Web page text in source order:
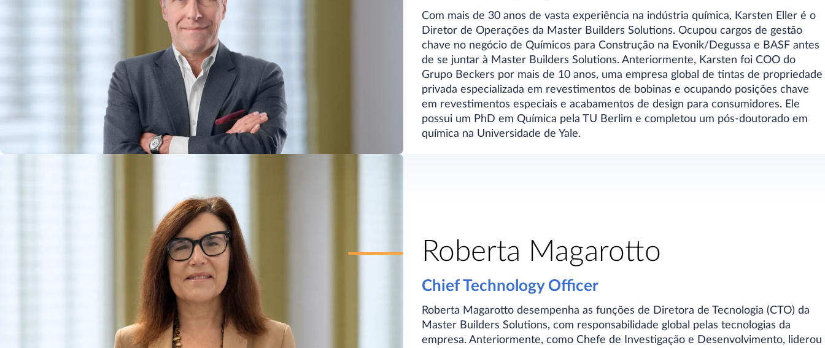
Com mais de 30 anos de vasta experiência na indústria química, Karsten Eller é o
Diretor de Operações da Master Builders Solutions. Ocupou cargos de gestão
chave no negócio de Químicos para Construção na Evonik/Degussa e BASF antes
de se juntar à Master Builders Solutions. Anteriormente, Karsten foi COO do
Grupo Beckers por mais de 10 anos, uma empresa global de tintas de propriedade
privada especializada em revestimentos de bobinas e ocupando posições chave
em revestimentos especiais e acabamentos de design para consumidores. Ele
possui um PhD em Química pela TU Berlim e completou um pós-doutorado em
química na Universidade de Yale.
Roberta Magarotto
Chief Technology Officer
Roberta Magarotto desempenha as funções de Diretora de Tecnologia (CTO) da
Master Builders Solutions, com responsabilidade global pelas tecnologias da
empresa. Anteriormente, como Chefe de Investigação e Desenvolvimento, liderou